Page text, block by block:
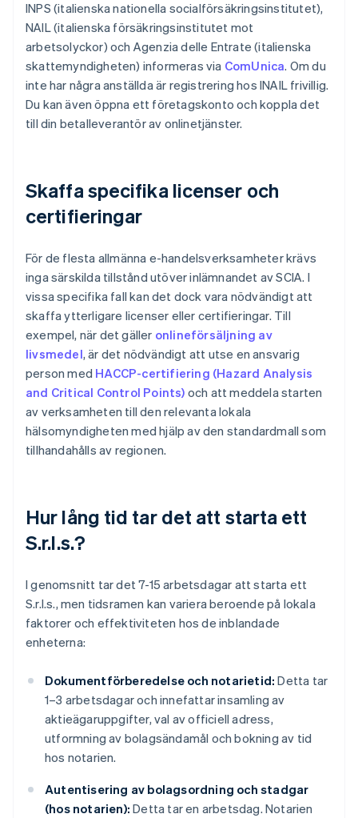
INPS (italienska nationella socialförsäkringsinstitutet),
NAIL (italienska försäkringsinstitutet mot
arbetsolyckor) och Agenzia delle Entrate (italienska
skattemyndigheten) informeras via ComUnica. Om du
inte har några anställda är registrering hos INAIL frivillig.
Du kan även öppna ett företagskonto och koppla det
till din betalleverantör av onlinetjänster.
Skaffa specifika licenser och
certifieringar
För de flesta allmänna e-handelsverksamheter krävs
inga särskilda tillstånd utöver inlämnandet av SCIA. I
vissa specifika fall kan det dock vara nödvändigt att
skaffa ytterligare licenser eller certifieringar. Till
exempel, när det gäller onlineförsäljning av
livsmedel, är det nödvändigt att utse en ansvarig
person med HACCP-certifiering (Hazard Analysis
and Critical Control Points) och att meddela starten
av verksamheten till den relevanta lokala
hälsomyndigheten med hjälp av den standardmall som
tillhandahålls av regionen.
Hur lång tid tar det att starta ett
S.r.l.s.?
I genomsnitt tar det 7-15 arbetsdagar att starta ett
S.r.l.s., men tidsramen kan variera beroende på lokala
faktorer och effektiviteten hos de inblandade
enheterna:
Dokumentförberedelse och notarietid: Detta tar
1–3 arbetsdagar och innefattar insamling av
aktieägaruppgifter, val av officiell adress,
utformning av bolagsändamål och bokning av tid
hos notarien.
Autentisering av bolagsordning och stadgar
(hos notarien): Detta tar en arbetsdag. Notarien